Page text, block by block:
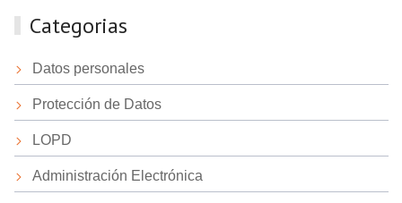
Categorias
Datos personales
Protección de Datos
LOPD
Administración Electrónica